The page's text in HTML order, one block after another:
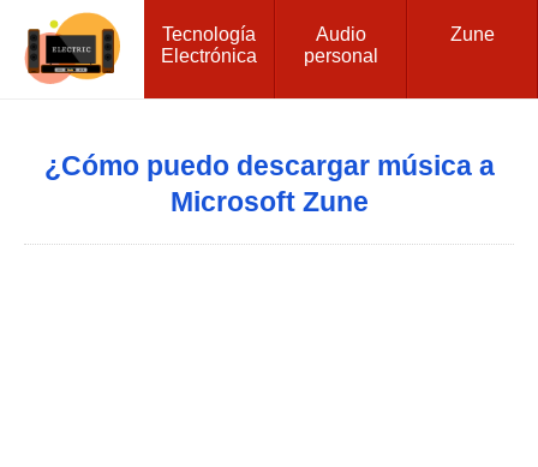
Tecnología
Electrónica
Audio
personal
Zune
¿Cómo puedo descargar música a
Microsoft Zune